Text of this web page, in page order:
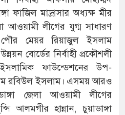
ফাজিল মাদ্রাসার অধ্যক্ষ মীর
আওয়ামী লীগের যুগ্ম সাধারণ
মেয়র রিয়াজুল ইসলাম
বোর্ডের নির্বাহী প্রকৌশলী
ফাউন্ডেশনের উপ-
রবিউল ইসলাম। এসময় আরও
জেলা আওয়ামী লীগের
আলমগীর হান্নান, চুয়াডাঙ্গা